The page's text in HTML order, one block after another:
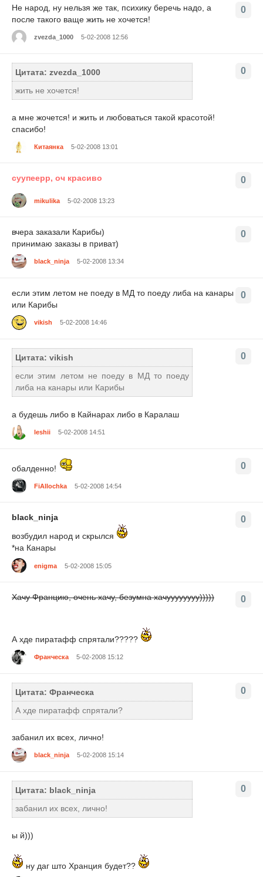
0
Не народ, ну нельзя же так, психику беречь надо, а
после такого ваще жить не хочется!
zvezda_1000 5-02-2008 12:56
0
Цитата: zvezda_1000
жить не хочется!
а мне жочется! и жить и любоваться такой красотой!
спасибо!
Китаянка 5-02-2008 13:01
0
суупеерр, оч красиво
mikulika 5-02-2008 13:23
0
вчера заказали Карибы)
принимаю заказы в приват)
black_ninja 5-02-2008 13:34
0
если этим летом не поеду в МД то поеду либа на канары
или Карибы
vikish 5-02-2008 14:46
0
Цитата: vikish
если этим летом не поеду в МД то поеду
либа на канары или Карибы
а будешь либо в Кайнарах либо в Каралаш
leshii 5-02-2008 14:51
0
обалденно!
FiAllochka 5-02-2008 14:54
0
black_ninja
возбудил народ и скрылся
*на Канары
enigma 5-02-2008 15:05
0
Хачу Францию, очень хачу, безумна хачуууууууу)))))
А хде пиратафф спрятали?????
Франческа 5-02-2008 15:12
0
Цитата: Франческа
А хде пиратафф спрятали?
забанил их всех, лично!
black_ninja 5-02-2008 15:14
0
Цитата: black_ninja
забанил их всех, лично!
ы й)))
ну даг што Хранция будет??